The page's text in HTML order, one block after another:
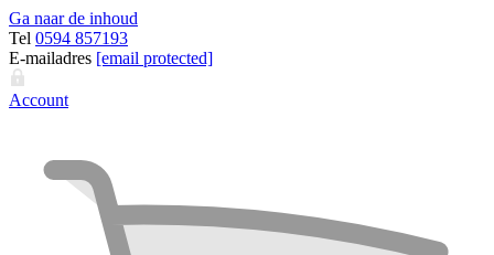
Ga naar de inhoud
Tel 0594 857193
E-mailadres [email protected]
Account